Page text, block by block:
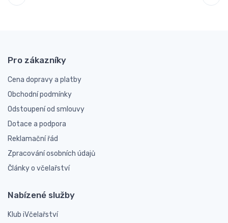
Pro zákazníky
Cena dopravy a platby
Obchodní podmínky
Odstoupení od smlouvy
Dotace a podpora
Reklamační řád
Zpracování osobních údajů
Články o včelařství
Nabízené služby
Klub iVčelařství